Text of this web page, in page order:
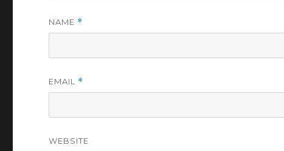
NAME *
EMAIL *
WEBSITE